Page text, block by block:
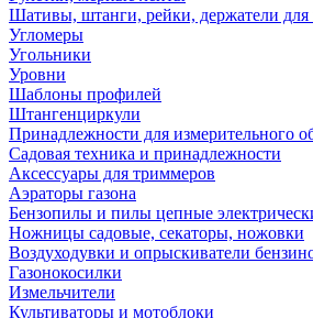
Шативы, штанги, рейки, держатели для
Угломеры
Угольники
Уровни
Шаблоны профилей
Штангенциркули
Принадлежности для измерительного
Садовая техника и принадлежности
Аксессуары для триммеров
Аэраторы газона
Бензопилы и пилы цепные
Ножницы садовые, секаторы, ножовки
Воздуходувки и опрыскиватели
Газонокосилки
Измельчители
Культиваторы и мотоблоки